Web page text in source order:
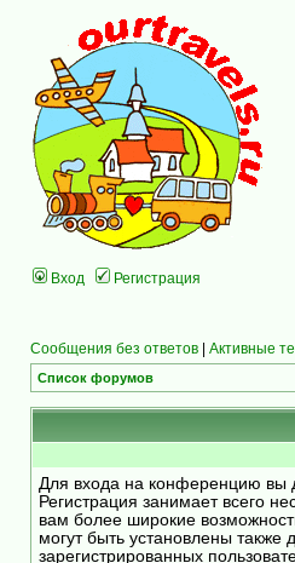
Вход Регистрация
Сообщения без ответов | Активные
Список форумов
Для входа на конференцию вы
Регистрация занимает всего
вам более широкие
могут быть установлены также
зарегистрированных